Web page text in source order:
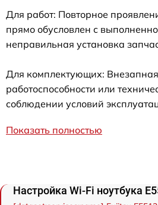
Для работ: Повторное
прямо обусловлен с
неправильная установка
Для комплектующих:
работоспособности или
соблюдении условий
Показать полностью
Настройка Wi-Fi ноутбука